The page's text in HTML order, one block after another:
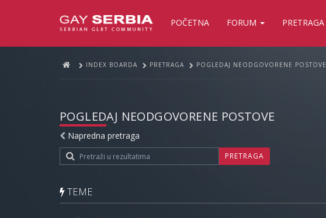
POČETNA FORUM PRETRAGA
INDEX BOARDA PRETRAGA POGLEDAJ NEODGOVORENE POSTOVE
POGLEDAJ NEODGOVORENE POSTOVE
Napredna pretraga
PRETRAGA
TEME